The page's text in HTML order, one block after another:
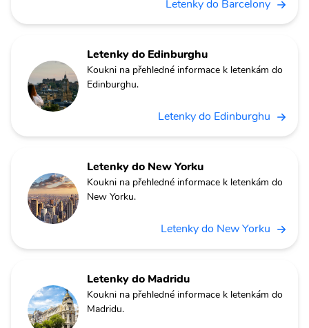
Letenky do Barcelony
Letenky do Edinburghu
Koukni na přehledné informace k letenkám do
Edinburghu.
Letenky do Edinburghu
Letenky do New Yorku
Koukni na přehledné informace k letenkám do
New Yorku.
Letenky do New Yorku
Letenky do Madridu
Koukni na přehledné informace k letenkám do
Madridu.